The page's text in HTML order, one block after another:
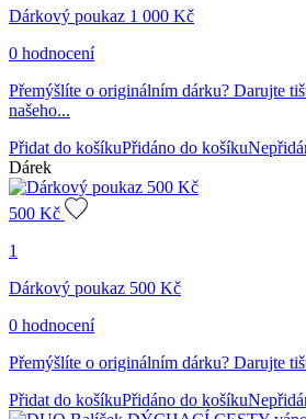
Dárkový poukaz 1 000 Kč
0 hodnocení
Přemýšlíte o originálním dárku? Darujte
našeho...
Přidat do košíkuPřidáno do košíku
Dárek
500 Kč
1
Dárkový poukaz 500 Kč
0 hodnocení
Přemýšlíte o originálním dárku? Darujte
Přidat do košíkuPřidáno do košíku